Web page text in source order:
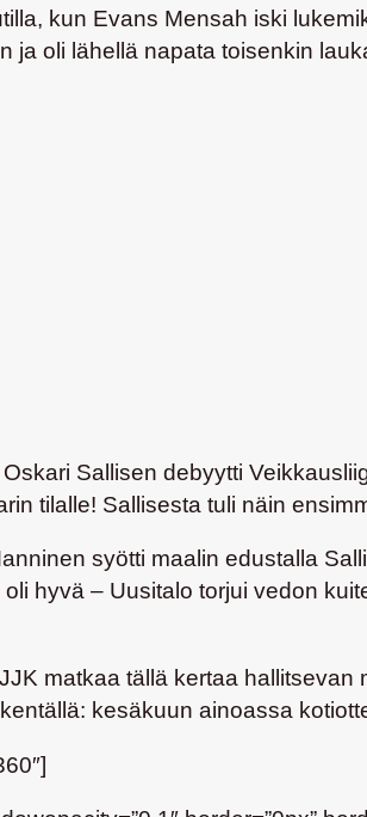
kun Evans Mensah iski
ja oli lähellä napata toisenkin
Oskari Sallisen debyytti
tilalle! Sallisesta tuli näin
syötti maalin edustalla
hyvä – Uusitalo torjui vedon
matkaa tällä kertaa
kesäkuun ainoassa